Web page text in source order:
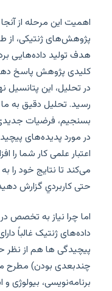
اهمیت این مرحله از
پژوهش‌های ژنتیکی، از
هدف تولید داده‌هایی
کلیدی پژوهش پاسخ
در تحلیل، این
رسید. تحلیل دقیق به
بسنجیم، فرضیات جدیدی
در مورد پدیده‌های
اعتبار علمی کار شما
می‌کند تا نتایج خود را
حتی کاربردي گزارش
اما چرا نیاز به تخصص
داده‌های ژنتیک غالباً
پیچیدگی ها هم از نظر
چندبعدی بودن) مطرح
برنامه‌نویسی، بیولوژی و